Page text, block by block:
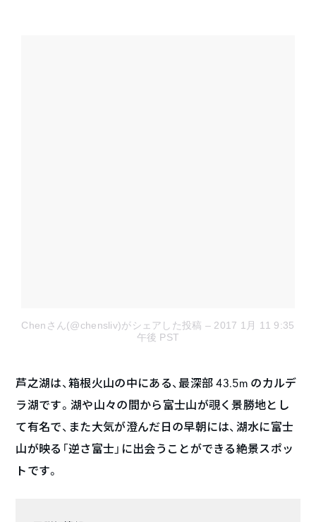
Chenさん(@chensliv)がシェアした投稿 – 2017 1月 11 9:35
午後 PST
芦之湖は、箱根火山の中にある、最深部 43.5m のカルデ
ラ湖です。湖や山々の間から富士山が覗く景勝地とし
て有名で、また大気が澄んだ日の早朝には、湖水に富士
山が映る「逆さ富士」に出会うことができる絶景スポッ
トです。